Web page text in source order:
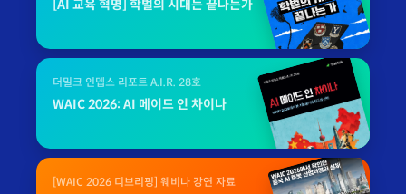
[AI 교육 혁명] 학벌의 시대는 끝나는가
더밀크 인뎁스 리포트 A.I.R. 28호
WAIC 2026: AI 메이드 인 차이나
[WAIC 2026 디브리핑] 웨비나 강연 자료